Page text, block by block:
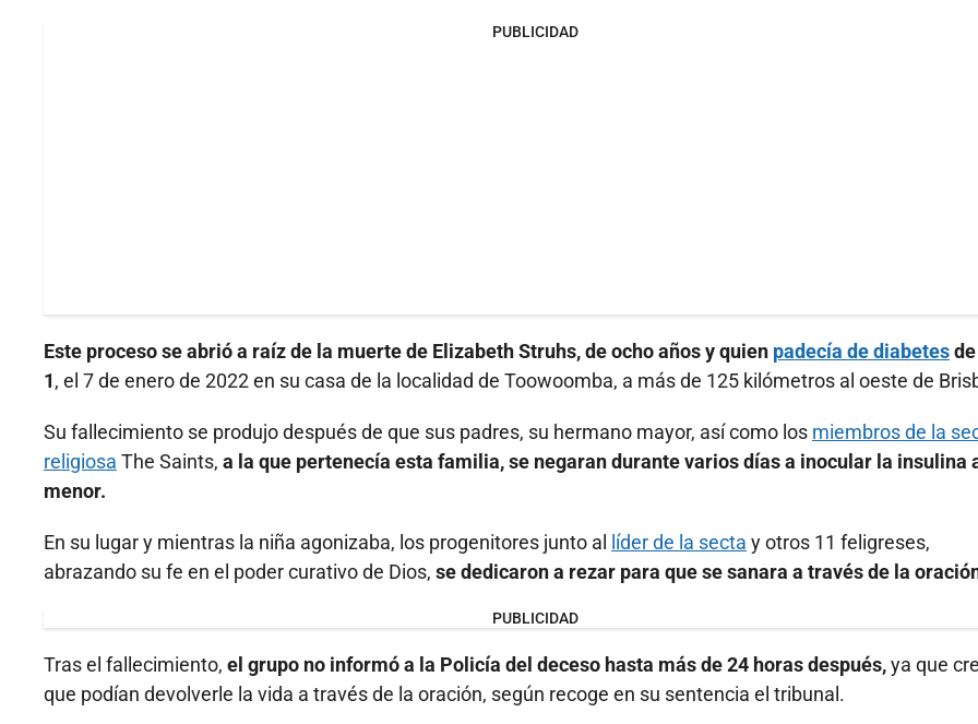
PUBLICIDAD
Este proceso se abrió a raíz de la muerte de Elizabeth Struhs, de ocho años y quien padecía de diabetes
1, el 7 de enero de 2022 en su casa de la localidad de Toowoomba, a más de 125 kilómetros al oeste de
Su fallecimiento se produjo después de que sus padres, su hermano mayor, así como los miembros de la
religiosa The Saints, a la que pertenecía esta familia, se negaran durante varios días a inocular la insulina
menor.
En su lugar y mientras la niña agonizaba, los progenitores junto al líder de la secta y otros 11 feligreses,
abrazando su fe en el poder curativo de Dios, se dedicaron a rezar para que se sanara a través de la
PUBLICIDAD
Tras el fallecimiento, el grupo no informó a la Policía del deceso hasta más de 24 horas después,ya que
que podían devolverle la vida a través de la oración, según recoge en su sentencia el tribunal.